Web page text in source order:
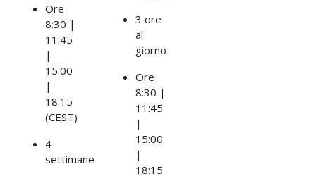
Ore
8:30 |
11:45
|
15:00
|
18:15
(CEST)
4
settimane
3 ore
al
giorno
Ore
8:30 |
11:45
|
15:00
|
18:15